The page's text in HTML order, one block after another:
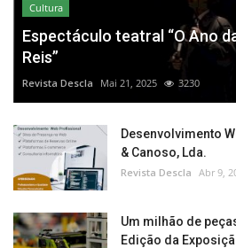
Cultura
Espectáculo teatral “O Ano
Reis”
Revista Descla Mai 21, 2025 3230
Desenvolvimento
& Canoso, Lda.
Revista Descla Abr 9,
Um milhão de
Edição da